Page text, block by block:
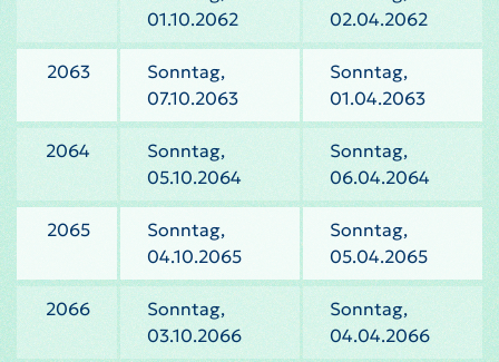
01.10.2062
02.04.2062
2063
Sonntag,
07.10.2063
Sonntag,
01.04.2063
2064
Sonntag,
05.10.2064
Sonntag,
06.04.2064
2065
Sonntag,
04.10.2065
Sonntag,
05.04.2065
2066
Sonntag,
03.10.2066
Sonntag,
04.04.2066